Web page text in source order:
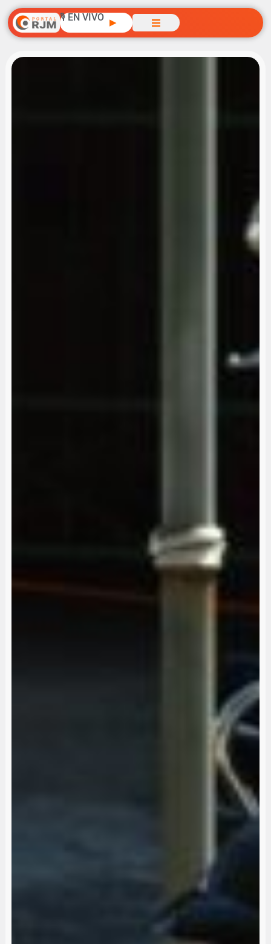
🎙️ EN VIVO ▶